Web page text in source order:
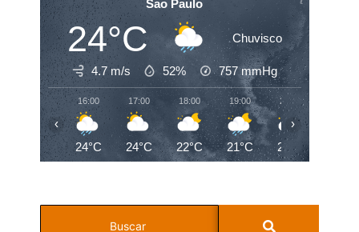
Sao Paulo
24°C Chuvisco
4.7 m/s 52% 757mmHg
16:00
24°C
17:00
24°C
18:00
22°C
19:00
21°C
20:00
20°C
‹ ›